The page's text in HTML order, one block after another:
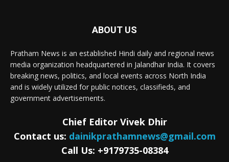
ABOUT US
Pratham News is an established Hindi daily and regional news
media organization headquartered in Jalandhar India. It covers
breaking news, politics, and local events across North India
and is widely utilized for public notices, classifieds, and
government advertisements.
Chief Editor Vivek Dhir
Contact us: dainikprathamnews@gmail.com
Call Us: +9179735-08384